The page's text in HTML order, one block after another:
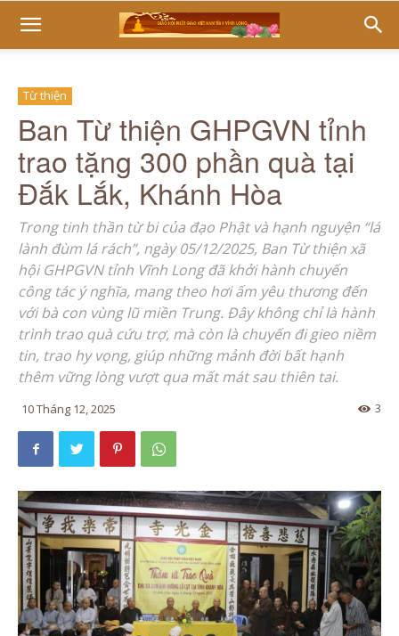
Từ thiện
Ban Từ thiện GHPGVN tỉnh
trao tặng 300 phần quà tại
Đắk Lắk, Khánh Hòa
Trong tinh thần từ bi của đạo Phật và hạnh nguyện “lá
lành đùm lá rách”, ngày 05/12/2025, Ban Từ thiện xã
hội GHPGVN tỉnh Vĩnh Long đã khởi hành chuyến
công tác ý nghĩa, mang theo hơi ấm yêu thương đến
với bà con vùng lũ miền Trung. Đây không chỉ là hành
trình trao quà cứu trợ, mà còn là chuyến đi gieo niềm
tin, trao hy vọng, giúp những mảnh đời bất hạnh
thêm vững lòng vượt qua mất mát sau thiên tai.
10 Tháng 12, 2025 3